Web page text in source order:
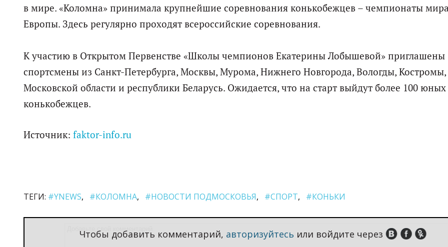
в мире. «Коломна» принимала крупнейшие соревнования конькобежцев – чемпионаты
Европы. Здесь регулярно проходят всероссийские соревнования.
К участию в Открытом Первенстве «Школы чемпионов Екатерины Лобышевой» приглашены
спортсмены из Санкт-Петербурга, Москвы, Мурома, Нижнего Новгорода, Вологды, Костромы,
Московской области и республики Беларусь. Ожидается, что на старт выйдут более 100 юных
конькобежцев.
Источник: faktor-info.ru
ТЕГИ: #YNEWS #КОЛОМНА #НОВОСТИ ПОДМОСКОВЬЯ #СПОРТ #КОНЬКИ
Чтобы добавить комментарий, авторизуйтесь или войдите через